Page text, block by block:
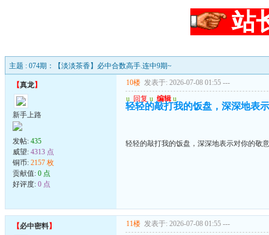
站
主题 : 074期：【淡淡茶香】必中合数高手.连中9期~
【真龙】
新手上路
发帖: 435
威望: 4313 点
铜币: 2157 枚
贡献值: 0 点
好评度: 0 点
10楼 发表于: 2026-07-08 01:55 ---
u 回复 u 编辑 u
轻轻的敲打我的饭盘，深深地表
轻轻的敲打我的饭盘，深深地表示对你的敬
【必中密料】 11楼 发表于: 2026-07-08 01:55 ---